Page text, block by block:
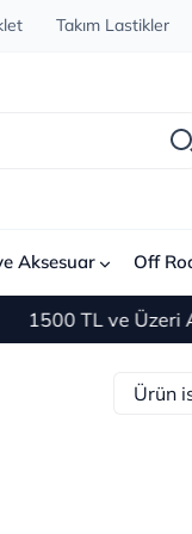
Takım Lastikler
Aksesuar Off
1500 TL ve Üzeri